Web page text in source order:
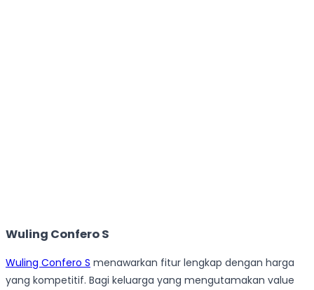
Wuling Confero S
Wuling Confero S menawarkan fitur lengkap dengan harga
yang kompetitif. Bagi keluarga yang mengutamakan value